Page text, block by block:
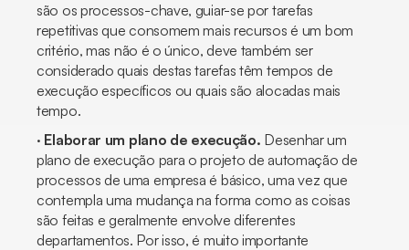
são os processos-chave, guiar-se por tarefas
repetitivas que consomem mais recursos é um bom
critério, mas não é o único, deve também ser
considerado quais destas tarefas têm tempos de
execução específicos ou quais são alocadas mais
tempo.
· Elaborar um plano de execução. Desenhar um
plano de execução para o projeto de automação de
processos de uma empresa é básico, uma vez que
contempla uma mudança na forma como as coisas
são feitas e geralmente envolve diferentes
departamentos. Por isso, é muito importante